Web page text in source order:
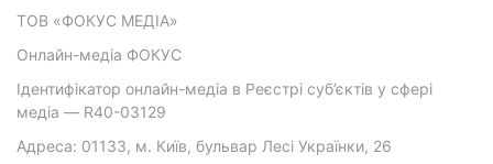
ТОВ «ФОКУС МЕДІА»
Онлайн-медіа ФОКУС
Ідентифікатор онлайн-медіа в Реєстрі суб’єктів у сфері
медіа — R40-03129
Адреса: 01133, м. Київ, бульвар Лесі Українки, 26